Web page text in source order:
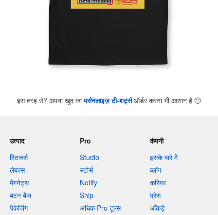
इस तरह से? अपना खुद कापर्सनलाइज़ टी-शर्ट्सऑर्डर करना भी आसान है 🙂
उत्पाद
स्टिकर्स
लेबल्स
मैगनेट्स
बटन बैज
पैकेजिंग
Pro
Studio
स्टोर्स
Notify
Ship
अधिक Pro टूल्स
कंपनी
इसके बारे में
ब्लॉग
करियर
प्रेस
आँकड़े